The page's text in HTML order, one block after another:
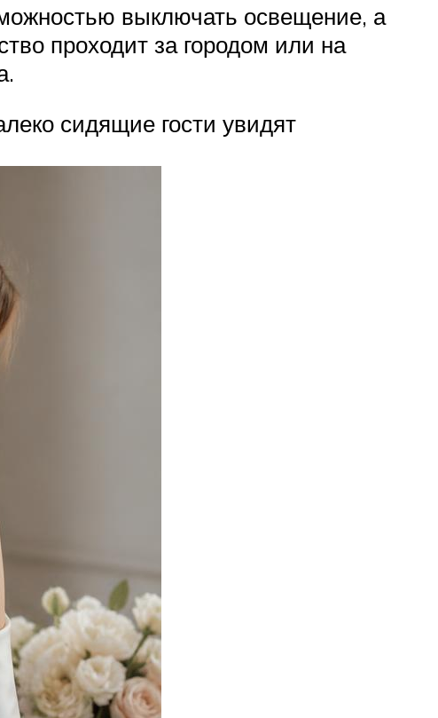
выключать освещение, а
проходит за городом или на
сидящие гости увидят